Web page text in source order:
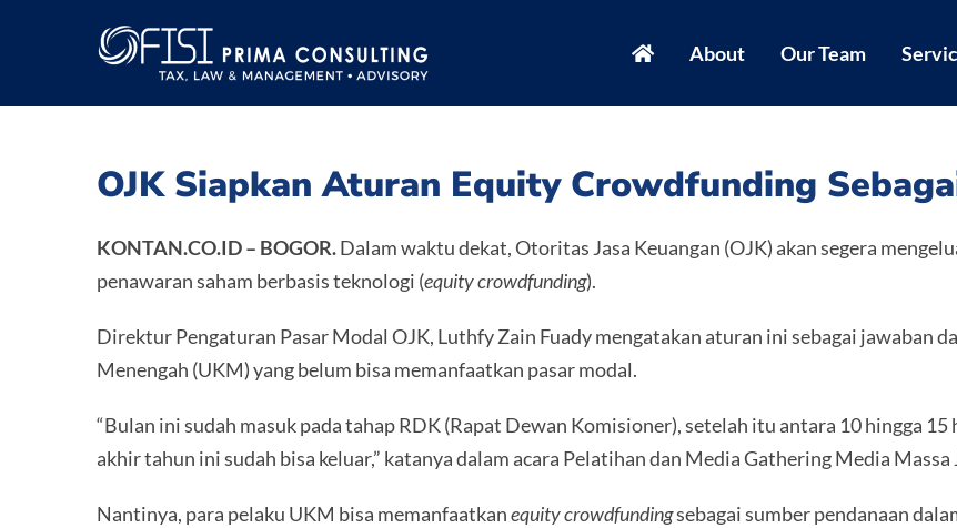
About Our Team
OJK Siapkan Aturan Equity Crowdfunding
KONTAN.CO.ID – BOGOR.Dalam waktu dekat, Otoritas Jasa Keuangan (OJK) akan segera
penawaran saham berbasis teknologi (equity crowdfunding).
Direktur Pengaturan Pasar Modal OJK, Luthfy Zain Fuady mengatakan aturan ini sebagai jawaban
Menengah (UKM) yang belum bisa memanfaatkan pasar modal.
“Bulan ini sudah masuk pada tahap RDK (Rapat Dewan Komisioner), setelah itu antara 10 hingga
akhir tahun ini sudah bisa keluar,” katanya dalam acara Pelatihan dan Media Gathering Media
Nantinya, para pelaku UKM bisa memanfaatkanequity crowdfundingsebagai sumber pendanaan